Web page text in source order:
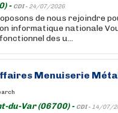
- CDI - 24/07/2026
de nous rejoindre
informatique nationale
des u...
Menuiserie
du-Var (06700) - CDI - 14/07/